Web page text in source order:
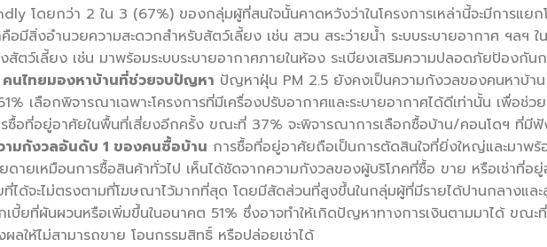
โดยกว่า 2 ใน 3 (67%) ของกลุ่มผู้ที่สนใจนั้นคาดหวังว่าในโครงการเหล่านี้จะมีการแยก
อมีสิ่งอำนวยความสะดวกสำหรับสัตว์เลี้ยง เช่น สวน สระว่ายน้ำ ระบบระบายอากาศ ฯลฯ
ตว์เลี้ยง เช่น มาพร้อมระบบระบายอากาศภายในห้อง ระเบียงเสริมความปลอดภัยป้องกัน
คนไทยมองหาบ้านที่ช่วยจบปัญหา ปัญหาฝุ่น PM 2.5 ยังคงเป็นความกังวลของคนหาบ้า
เลือกพิจารณาเฉพาะโครงการที่มีเครื่องปรับอากาศและระบายอากาศได้ดีเท่านั้น เพื่อช่
รซื้อที่อยู่อาศัยในพื้นที่เสี่ยงอีกครั้ง ขณะที่ 37% จะพิจารณาการเลือกซื้อบ้าน/คอนโดฯ ที่
ามกังวลอันดับ 1 ของคนซื้อบ้าน การซื้อที่อยู่อาศัยถือเป็นการตัดสินใจที่ยิ่งใหญ่และมาพ
ดายเหมือนการซื้อสินค้าทั่วไป เห็นได้ชัดจากความกังวลของผู้บริโภคที่ซื้อ ขาย หรือเช่าที่
ด้จะไม่ตรงตามที่โฆษณาไว้มากที่สุด โดยมีสัดส่วนที่สูงขึ้นในกลุ่มผู้ที่มีรายได้ปานกลางและ
บี้ยที่ผันผวนหรือเพิ่มขึ้นในอนาคต 51% ซึ่งอาจทำให้เกิดปัญหาทางการเงินตามมาได้ ขณ
ให้ไม่สามารถขาย โอนกรรมสิทธิ์ หรือปล่อยเช่าได้